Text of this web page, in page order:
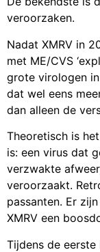
veroorzaken.
Nadat XMRV in
met ME/CVS
grote virologen
dat wel eens
dan alleen de
Theoretisch is
is: een virus dat
verzwakte
veroorzaakt.
passanten. Er
XMRV een
Tijdens de